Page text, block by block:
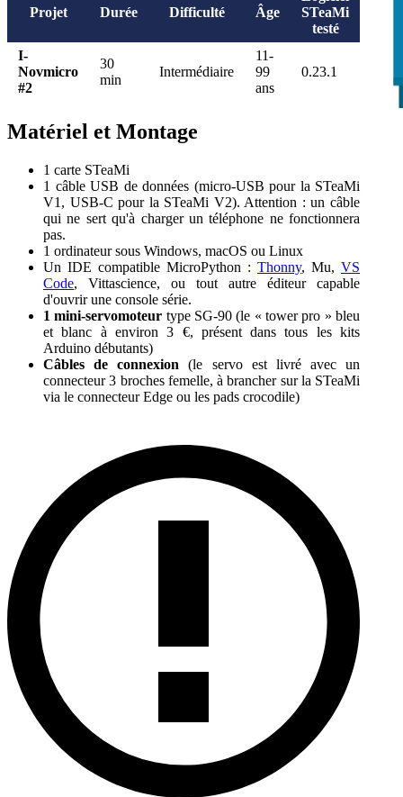
Projet Durée Difficulté Âge
STeaMi
testé
I-
Novmicro
#2
30
min
Intermédiaire
11-
99
ans
0.23.1
Matériel et Montage
1 carte STeaMi
1 câble USB de données (micro-USB pour la STeaMi
V1, USB-C pour la STeaMi V2). Attention : un câble
qui ne sert qu'à charger un téléphone ne fonctionnera
pas.
1 ordinateur sous Windows, macOS ou Linux
Un IDE compatible MicroPython : Thonny, Mu, VS
Code, Vittascience, ou tout autre éditeur capable
d'ouvrir une console série.
1 mini-servomoteur type SG-90 (le « tower pro » bleu
et blanc à environ 3 €, présent dans tous les kits
Arduino débutants)
Câbles de connexion (le servo est livré avec un
connecteur 3 broches femelle, à brancher sur la STeaMi
via le connecteur Edge ou les pads crocodile)